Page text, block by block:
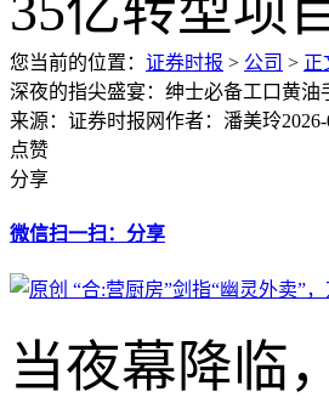
您当前的位置： 证券时报 > 公司 > 正
深夜的指尖盛宴：绅士必备工口黄油
来源：证券时报网作者：潘美玲
点赞
分享
微信扫一扫：分享
当夜幕降临